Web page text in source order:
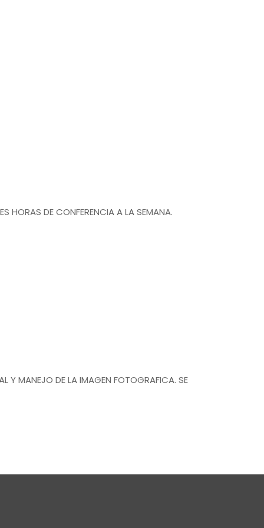
HORAS DE CONFERENCIA A LA SEMANA.
MANEJO DE LA IMAGEN FOTOGRAFICA. SE